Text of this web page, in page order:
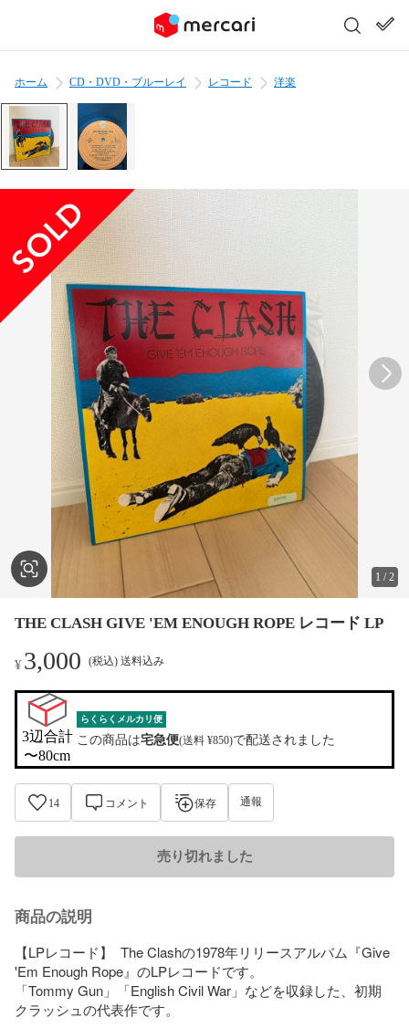
ホーム CD・DVD・ブルーレイ レコード 洋楽
1 /2
THE CLASH GIVE 'EM ENOUGH ROPE レコード LP
¥3,000 (税込) 送料込み
3辺合計
〜80cm
らくらくメルカリ便
この商品は宅急便(送料 ¥850)で配送されました
14 コメント 保存 通報
売り切れました
商品の説明
【LPレコード】  The Clashの1978年リリースアルバム『Give
'Em Enough Rope』のLPレコードです。
「Tommy Gun」「English Civil War」などを収録した、初期
クラッシュの代表作です。